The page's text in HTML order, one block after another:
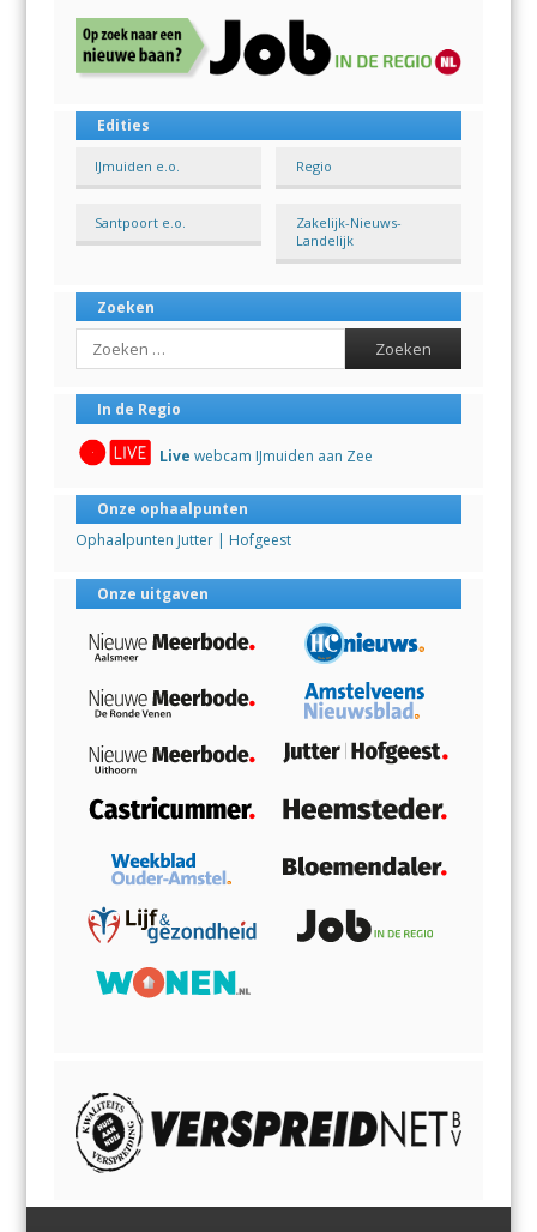
Edities
IJmuiden e.o. Regio
Santpoort e.o.
Zakelijk-Nieuws-
Landelijk
Zoeken
Search
In de Regio
Live webcam IJmuiden aan Zee
Onze ophaalpunten
Ophaalpunten Jutter | Hofgeest
Onze uitgaven